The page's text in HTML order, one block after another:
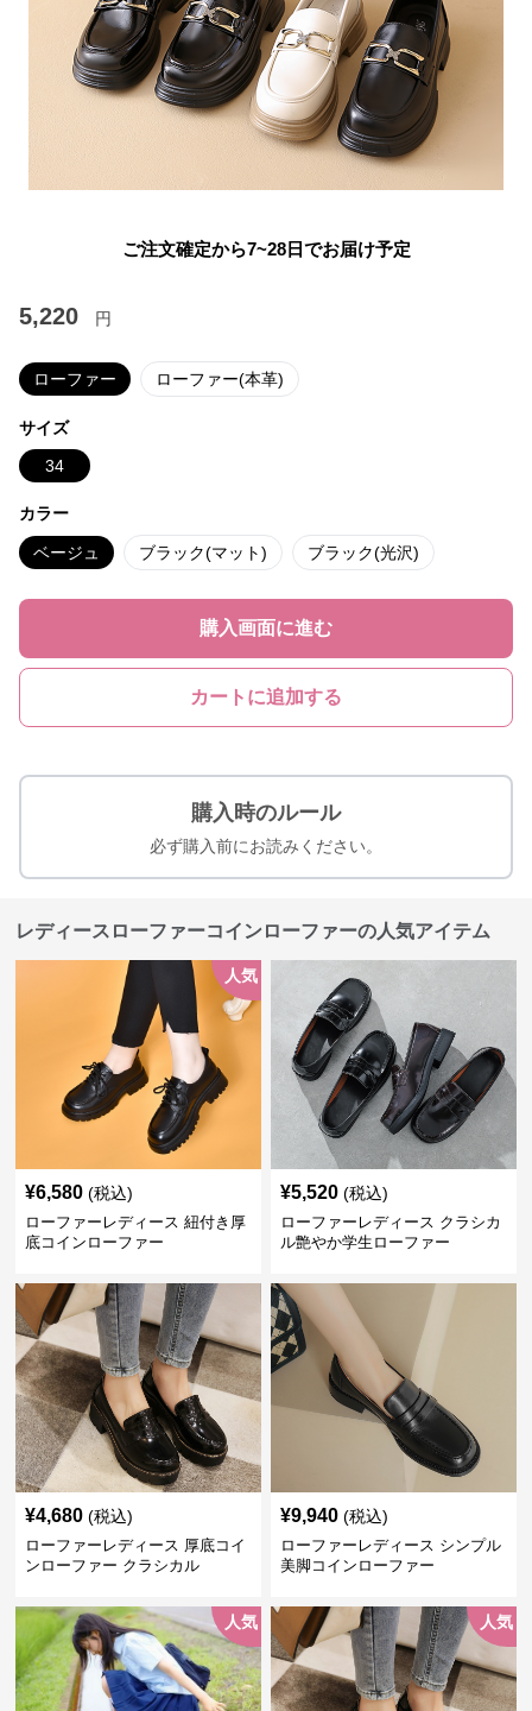
ご注文確定から7~28日でお届け予定
5,220 円
ローファー ローファー(本革)
サイズ
34
カラー
ベージュ ブラック(マット) ブラック(光沢)
購入画面に進む
カートに追加する
購入時のルール
必ず購入前にお読みください。
レディースローファーコインローファーの人気アイテム
人気
¥6,580 (税込)
ローファーレディース 紐付き厚
底コインローファー
¥5,520 (税込)
ローファーレディース クラシカ
ル艶やか学生ローファー
¥4,680 (税込)
ローファーレディース 厚底コイ
ンローファー クラシカル
¥9,940 (税込)
ローファーレディース シンプル
美脚コインローファー
人気 人気